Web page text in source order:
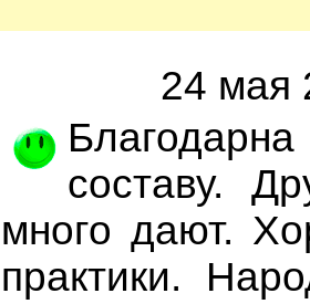
24 мая
составу.
много дают.
практики.